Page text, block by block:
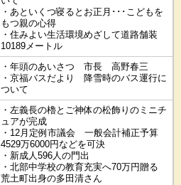
・あといくつ寝るとお正月･･･こどもを
もつ親の心得
・住みよい生活環境めざして道路舗装
10189メートル
・年頭のあいさつ 市長 高野春三
・京福バスだより 降雪時のバス運行に
ついて
・左義長の櫓とご神体の松飾りのミニチ
ュアが完成
・12月定例市議会 一般会計補正予算
4529万6000円などを可決
・新成人596人の門出
・北部中学校の教育充実へ70万円贈る
荒土町出身の多田清さん